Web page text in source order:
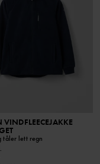
VINDFLEECEJAKKE
tåler lett regn